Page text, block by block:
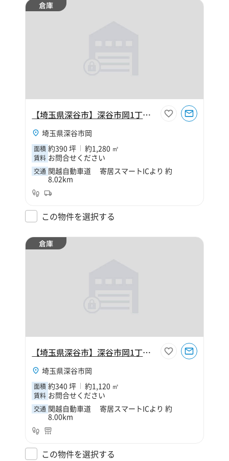
倉庫
【埼玉県深谷市】深谷市岡1丁目390坪倉庫
埼玉県深谷市岡
面積 約390 坪 約1,280 ㎡
賃料 お問合せください
交通 関越自動車道 寄居スマートICより 約
8.02km
この物件を選択する
倉庫
【埼玉県深谷市】深谷市岡1丁目340坪倉庫
埼玉県深谷市岡
面積 約340 坪 約1,120 ㎡
賃料 お問合せください
交通 関越自動車道 寄居スマートICより 約
8.00km
この物件を選択する